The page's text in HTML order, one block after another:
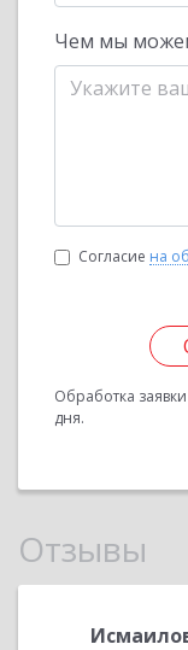
Чем мы
Согласие на
Обработка
дня.
Отзывы